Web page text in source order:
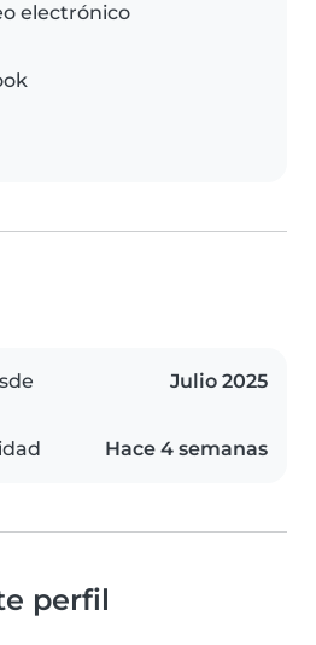
electrónico
Julio 2025
Hace 4 semanas
perfil